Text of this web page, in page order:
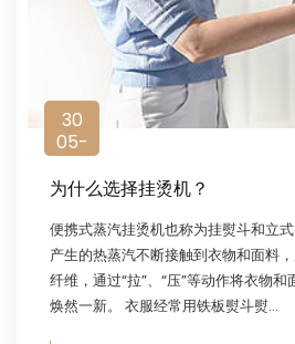
30
05-
2022
为什么选择挂烫机？
便携式蒸汽挂烫机也称为挂熨斗和立
产生的热蒸汽不断接触到衣物和面料
纤维，通过“拉”、“压”等动作将衣物
焕然一新。 衣服经常用铁板熨斗熨...